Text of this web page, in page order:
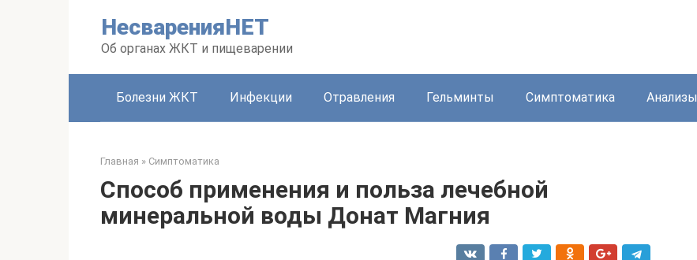
НесваренияНЕТ
Об органах ЖКТ и пищеварении
Болезни ЖКТ Инфекции Отравления Гельминты Симптоматика Анализы
Главная » Симптоматика
Способ применения и польза лечебной
минеральной воды Донат Магния